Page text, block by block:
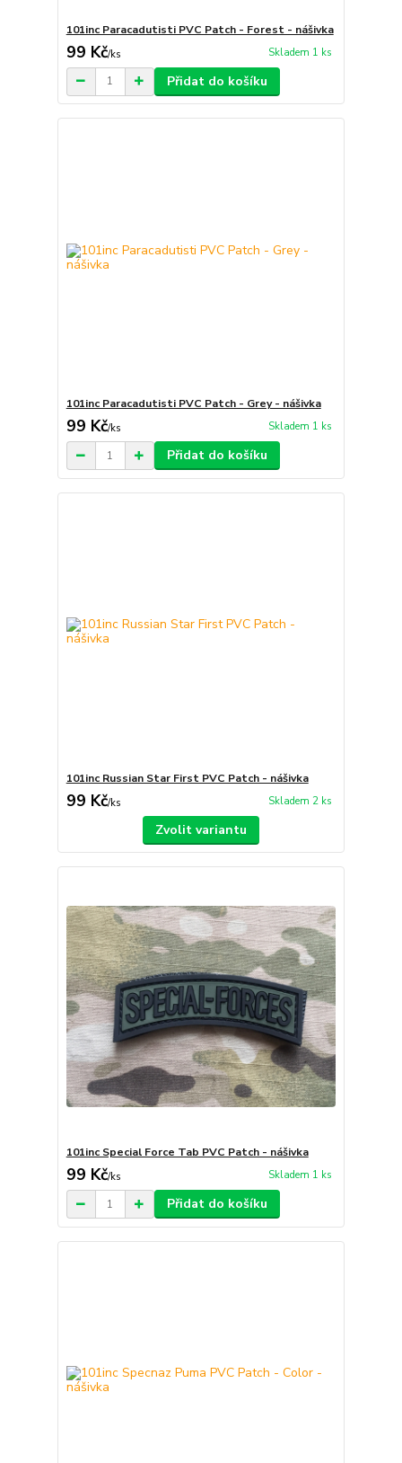
101inc Paracadutisti PVC Patch - Forest - nášivka
99 Kč/ks Skladem 1 ks
Přidat do košíku
101inc Paracadutisti PVC Patch - Grey - nášivka
99 Kč/ks Skladem 1 ks
Přidat do košíku
101inc Russian Star First PVC Patch - nášivka
99 Kč/ks Skladem 2 ks
Zvolit variantu
101inc Special Force Tab PVC Patch - nášivka
99 Kč/ks Skladem 1 ks
Přidat do košíku